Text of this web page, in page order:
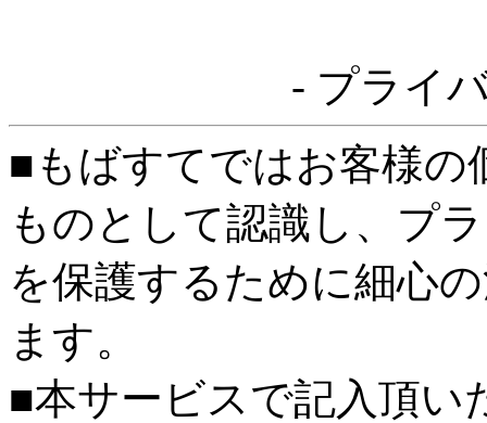
- プライ
■もばすてではお客様の
ものとして認識し、プ
を保護するために細心
ます。
■本サービスで記入頂い